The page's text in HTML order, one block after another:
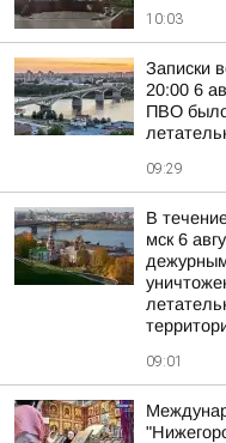
10:03
Записки
20:00 6
ПВО было
09:29
В
мск 6
09:01